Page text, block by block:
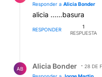
Responder a Alicia Bonder
alicia ......basura
RESPONDER
1
RESPUESTA
AB Alicia Bonder
28 DE